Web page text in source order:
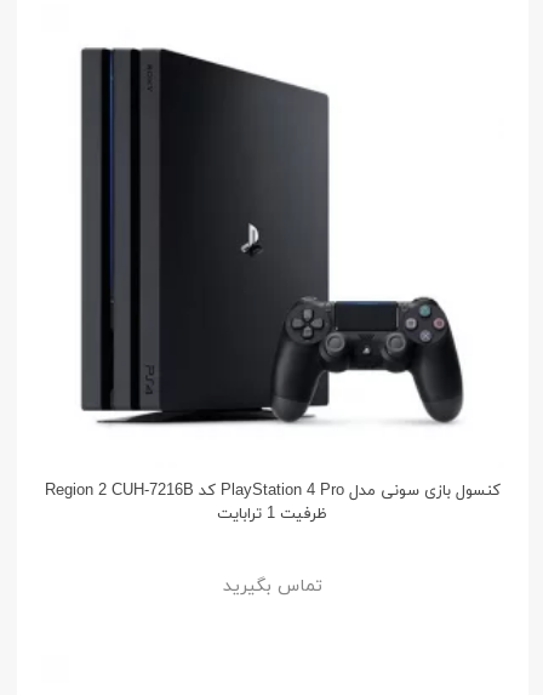
کنسول بازی سونی مدل PlayStation 4 Pro کد Region 2 CUH-7216B
ظرفیت 1 ترابایت
تماس بگیرید